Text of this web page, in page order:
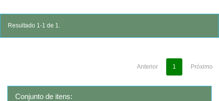
Resultado 1-1 de 1.
Anterior 1 Próximo
Conjunto de itens: